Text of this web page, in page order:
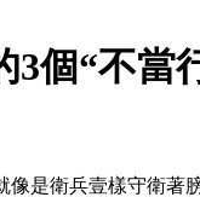
3個“不當
像是衛兵壹樣守衛